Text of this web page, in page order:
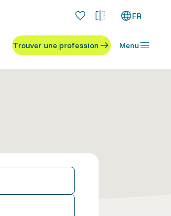
FR
Trouver une profession Menu